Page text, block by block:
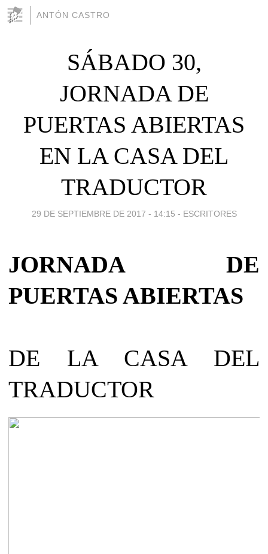
ANTÓN CASTRO
SÁBADO 30,
JORNADA DE
PUERTAS ABIERTAS
EN LA CASA DEL
TRADUCTOR
29 DE SEPTIEMBRE DE 2017 - 14:15 - ESCRITORES
JORNADA DE
PUERTAS ABIERTAS
DE LA CASA DEL
TRADUCTOR